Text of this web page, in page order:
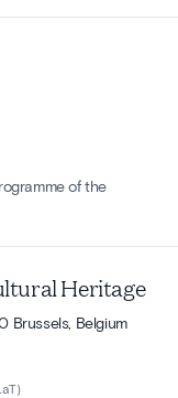
of the
Heritage
Brussels, Belgium